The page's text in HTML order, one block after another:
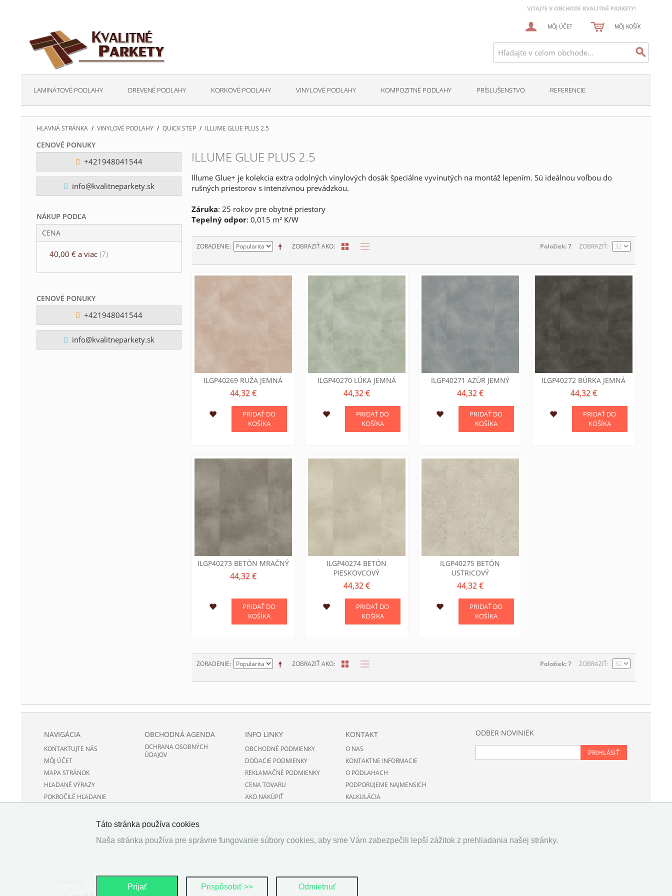
VITAJTE V OBCHODE KVALITNÉ PARKETY!
MÔJ ÚČET MÔJ KOŠÍK
LAMINÁTOVÉ PODLAHY DREVENÉ PODLAHY KORKOVÉ PODLAHY VINYLOVÉ PODLAHY KOMPOZITNÉ PODLAHY PRÍSLUŠENSTVO REFERENCIE
HLAVNÁ STRÁNKA / VINYLOVÉ PODLAHY / QUICK STEP / ILLUME GLUE PLUS 2.5
CENOVÉ PONUKY
+421948041544
info@kvalitneparkety.sk
NÁKUP PODĽA
CENA
40,00 € a viac (7)
ILLUME GLUE PLUS 2.5
Illume Glue+ je kolekcia extra odolných vinylových dosák špeciálne vyvinutých na montáž lepením. Sú ideálnou voľbou do
rušných priestorov s intenzívnou prevádzkou.
Záruka: 25 rokov pre obytné priestory
Tepelný odpor: 0,015 m² K/W
ZOBRAZIŤ AKO
ZORADENIE Položiek: 7 ZOBRAZIŤ
ILGP40269 RUŽA JEMNÁ
44,32 €
PRIDAŤ DO
KOŠÍKA
ILGP40270 LÚKA JEMNÁ
44,32 €
PRIDAŤ DO
KOŠÍKA
ILGP40271 AZÚR JEMNÝ
44,32 €
PRIDAŤ DO
KOŠÍKA
ILGP40272 BÚRKA JEMNÁ
44,32 €
PRIDAŤ DO
KOŠÍKA
ILGP40273 BETÓN MRAČNÝ
44,32 €
PRIDAŤ DO
KOŠÍKA
ILGP40274 BETÓN
PIESKOVCOVÝ
44,32 €
PRIDAŤ DO
KOŠÍKA
ILGP40275 BETÓN
USTRICOVÝ
44,32 €
PRIDAŤ DO
KOŠÍKA
ZOBRAZIŤ AKO
ZORADENIE Položiek: 7 ZOBRAZIŤ
CENOVÉ PONUKY
+421948041544
info@kvalitneparkety.sk
ODBER NOVINIEK
PRIHLÁSIŤ
NAVIGÁCIA
KONTAKTUJTE NÁS
MÔJ ÚČET
MAPA STRÁNOK
HĽADANÉ VÝRAZY
POKROČILÉ HĽADANIE
OBCHODNÁ AGENDA
OCHRANA OSOBNÝCH
ÚDAJOV
INFO LINKY
OBCHODNÉ PODMIENKY
DODACIE PODMIENKY
REKLAMAČNÉ PODMIENKY
CENA TOVARU
AKO NAKÚPIŤ
KONTAKT
O NAS
KONTAKTNE INFORMACIE
O PODLAHACH
PODPORUJEME NAJMENSICH
KALKULÁCIA
Táto stránka používa cookies
Naša stránka používa pre správne fungovanie súbory cookies, aby sme Vám zabezpečili lepší zážitok z prehliadania našej stránky.
Prijať Prispôsobiť >> Odmietnuť